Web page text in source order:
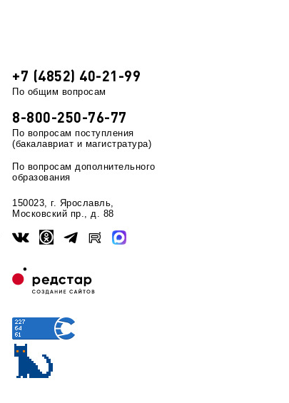
+7 (4852) 40-21-99
По общим вопросам
8-800-250-76-77
По вопросам поступления
(бакалавриат и магистратура)
По вопросам дополнительного
образования
150023, г. Ярославль,
Московский пр., д. 88